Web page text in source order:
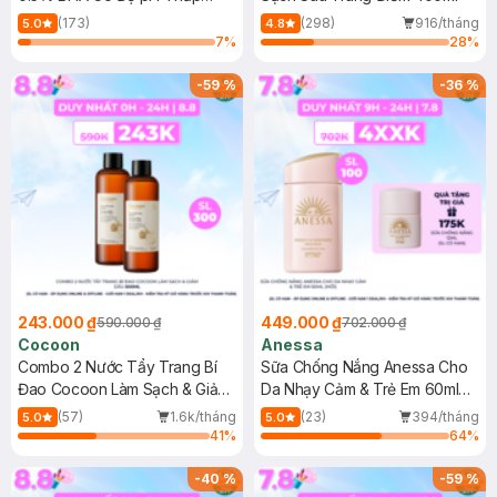
150ml
5.0
(173)
7%
4.8 (298)
916/tháng
28%
-59%
243.000 ₫590.000 ₫
Cocoon
Combo 2 Nước Tẩy Trang Bí
Đao Cocoon Làm Sạch & Giảm
Dầu 500ml
5.0 (57)
1.6k/tháng
41%
-36%
449.000 ₫702.000 ₫
Anessa
Sữa Chống Nắng Anessa Cho
Da Nhạy Cảm & Trẻ Em 60ml
(Mới)
5.0 (23)
394/tháng
64%
-40% -59%